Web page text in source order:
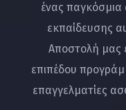
ένας παγκόσμια
εκπαίδευσης
Αποστολή μας
επιπέδου
επαγγελματίες